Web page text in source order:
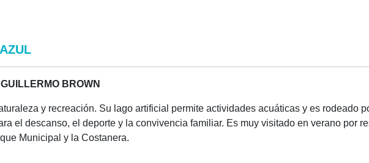
BROWN
y recreación. Su lago artificial permite actividades acuáticas y es rodeado
el descanso, el deporte y la convivencia familiar. Es muy visitado en verano por
Municipal y la Costanera.